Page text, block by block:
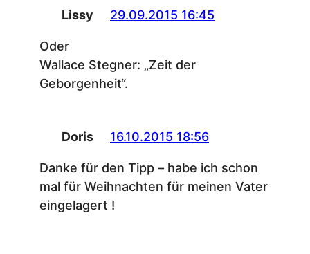
Lissy 29.09.2015 16:45
Oder
Wallace Stegner: „Zeit der
Geborgenheit“.
Doris 16.10.2015 18:56
Danke für den Tipp – habe ich schon
mal für Weihnachten für meinen Vater
eingelagert !